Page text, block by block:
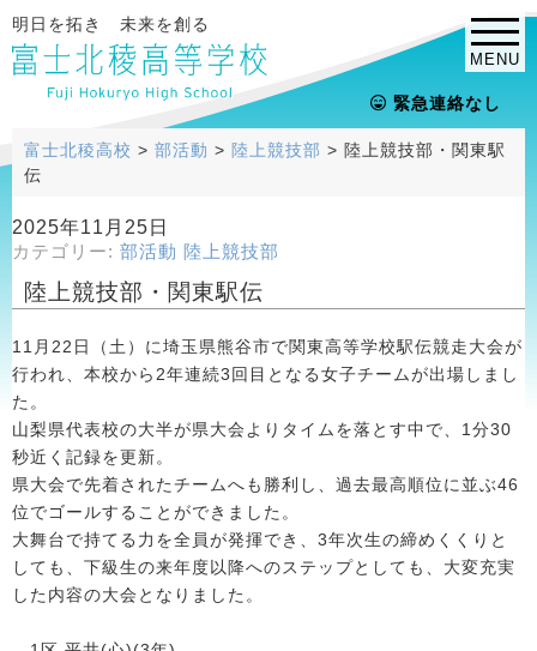
MENU
明日を拓き 未来を創る
緊急連絡なし
富士北稜高校 > 部活動 > 陸上競技部 > 陸上競技部・関東駅
伝
2025年11月25日
カテゴリー: 部活動 陸上競技部
陸上競技部・関東駅伝
11月22日（土）に埼玉県熊谷市で関東高等学校駅伝競走大会が
行われ、本校から2年連続3回目となる女子チームが出場しまし
た。
山梨県代表校の大半が県大会よりタイムを落とす中で、1分30
秒近く記録を更新。
県大会で先着されたチームへも勝利し、過去最高順位に並ぶ46
位でゴールすることができました。
大舞台で持てる力を全員が発揮でき、3年次生の締めくくりと
しても、下級生の来年度以降へのステップとしても、大変充実
した内容の大会となりました。